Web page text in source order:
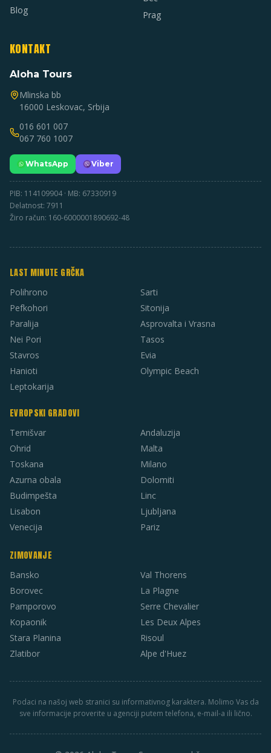
Blog
Prag
KONTAKT
Aloha Tours
Mlinska bb
16000 Leskovac, Srbija
016 601 007
067 760 1007
WhatsApp Viber
PIB: 114109904 · MB: 67330919
Delatnost: 7911
Žiro račun: 160-6000001890692-48
LAST MINUTE GRČKA
Polihrono
Pefkohori
Paralija
Nei Pori
Stavros
Hanioti
Leptokarija
Sarti
Sitonija
Asprovalta i Vrasna
Tasos
Evia
Olympic Beach
EVROPSKI GRADOVI
Temišvar
Ohrid
Toskana
Azurna obala
Budimpešta
Lisabon
Venecija
Andaluzija
Malta
Milano
Dolomiti
Linc
Ljubljana
Pariz
ZIMOVANJE
Bansko
Borovec
Pamporovo
Kopaonik
Stara Planina
Zlatibor
Val Thorens
La Plagne
Serre Chevalier
Les Deux Alpes
Risoul
Alpe d'Huez
Podaci na našoj web stranici su informativnog karaktera. Molimo Vas da
sve informacije proverite u agenciji putem telefona, e-mail-a ili lično.